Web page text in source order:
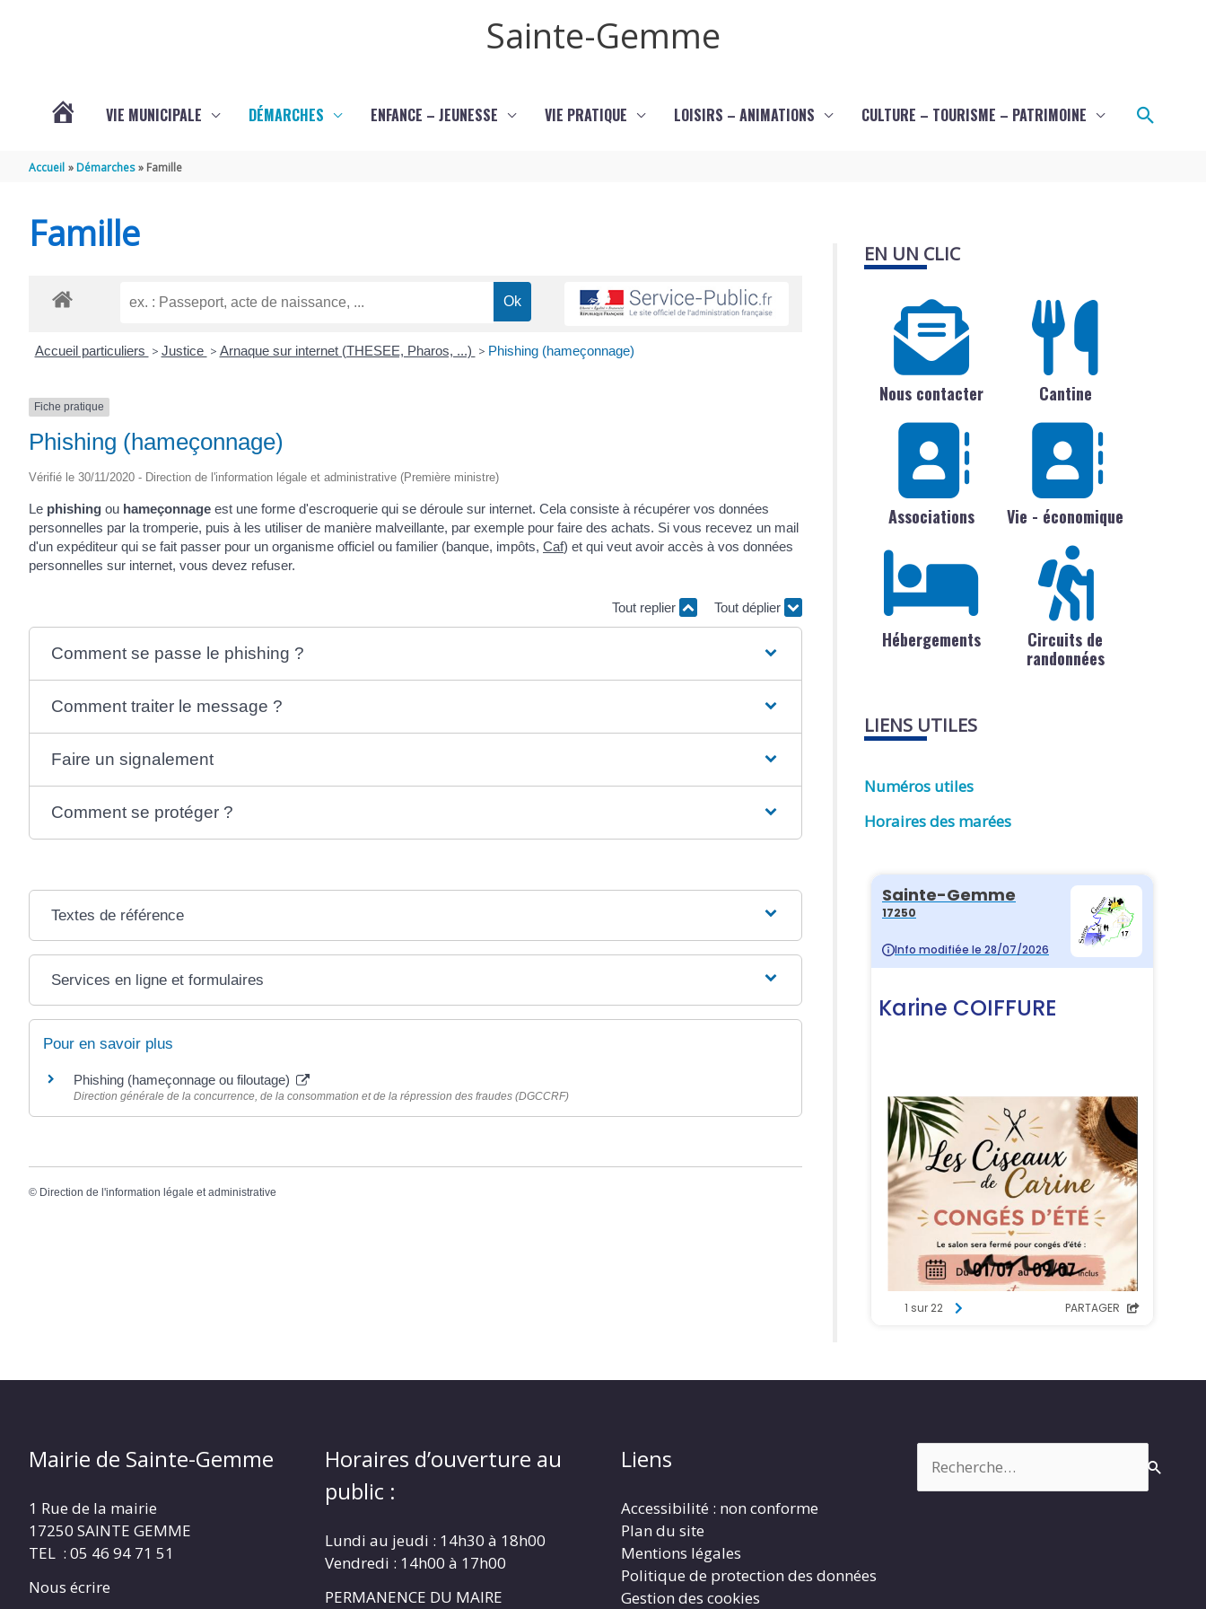
Sainte-Gemme
GEMME
VIE MUNICIPALE DÉMARCHES ENFANCE – JEUNESSE VIE PRATIQUE LOISIRS – ANIMATIONS CULTURE – TOURISME – PATRIMOINE
Accueil Démarches Famille
Famille
Accueil particuliers > Justice > Arnaque sur internet (THESEE, Pharos, ...) > Phishing (hameçonnage)
Fiche pratique
Phishing (hameçonnage)
Vérifié le 30/11/2020 - Direction de l'information légale et administrative (Première ministre)
Le phishing ou hameçonnage est une forme d'escroquerie qui se déroule sur internet. Cela consiste à récupérer vos données
personnelles par la tromperie, puis à les utiliser de manière malveillante, par exemple pour faire des achats. Si vous recevez un mail
d'un expéditeur qui se fait passer pour un organisme officiel ou familier (banque, impôts, Caf) et qui veut avoir accès à vos données
personnelles sur internet, vous devez refuser.
Tout replier Tout déplier
Comment se passe le phishing ?
Comment traiter le message ?
Faire un signalement
Comment se protéger ?
Textes de référence
Services en ligne et formulaires
Pour en savoir plus
Phishing (hameçonnage ou filoutage)
Direction générale de la concurrence, de la consommation et de la répression des fraudes (DGCCRF)
© Direction de l'information légale et administrative
EN UN CLIC
Nous contacter Cantine
Associations Vie - économique
Hébergements
Circuits de
randonnées
LIENS UTILES
Numéros utiles
Horaires des marées
Mairie de Sainte-Gemme
1 Rue de la mairie
17250 SAINTE GEMME
TEL : 05 46 94 71 51
Nous écrire
Horaires d’ouverture au
public :
Lundi au jeudi : 14h30 à 18h00
Vendredi : 14h00 à 17h00
PERMANENCE DU MAIRE
Liens
Accessibilité : non conforme
Plan du site
Mentions légales
Politique de protection des données
Gestion des cookies